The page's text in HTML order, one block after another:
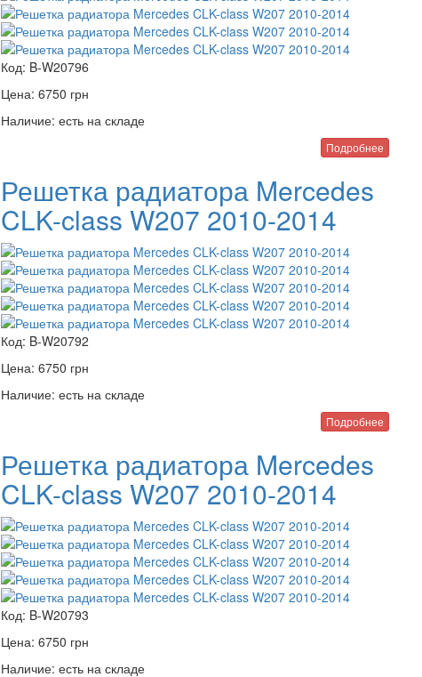
Код: B-W20796
Цена: 6750 грн
Наличие: есть на складе
Подробнее
Решетка радиатора Mercedes
CLK-class W207 2010-2014
Код: B-W20792
Цена: 6750 грн
Наличие: есть на складе
Подробнее
Решетка радиатора Mercedes
CLK-class W207 2010-2014
Код: B-W20793
Цена: 6750 грн
Наличие: есть на складе